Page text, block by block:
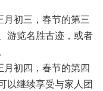
初三，春节的第三
游览名胜古迹，或者
初四，春节的第四
以继续享受与家人团